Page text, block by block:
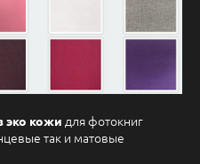
эко кожи для фотокниг
так и матовые